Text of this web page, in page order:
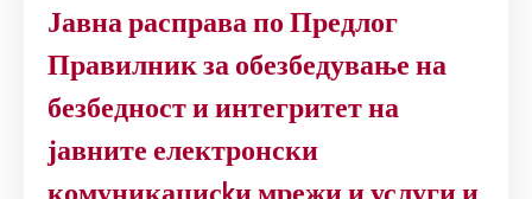
Јавна расправа по Предлог
Правилник за обезбедување на
безбедност и интегритет на
јавните електронски